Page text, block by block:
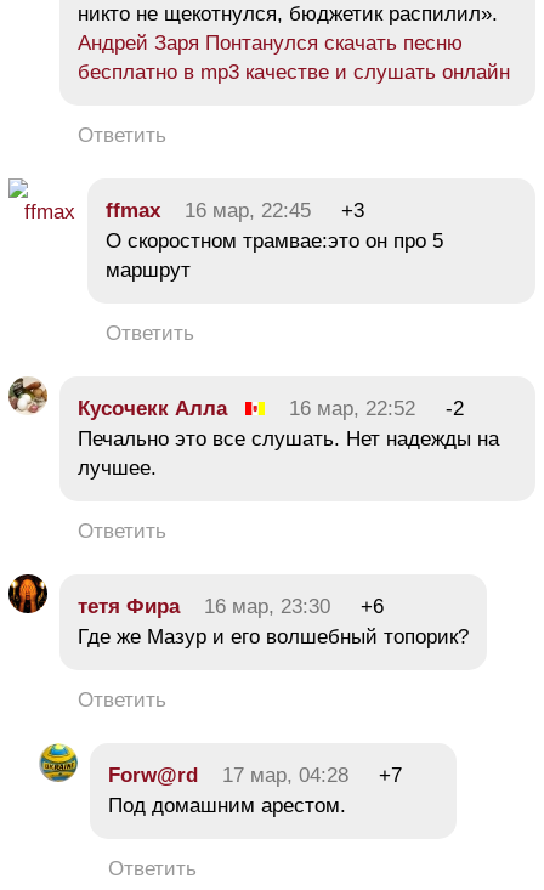
никто не щекотнулся, бюджетик распилил».
Андрей Заря Понтанулся скачать песню
бесплатно в mp3 качестве и слушать онлайн
Ответить
ffmax 16 мар, 22:45
+3
О скоростном трамвае:это он про 5
маршрут
Ответить
Кусочекк Алла 16 мар, 22:52
-2
Печально это все слушать. Нет надежды на
лучшее.
Ответить
тетя Фира 16 мар, 23:30
+6
Где же Мазур и его волшебный топорик?
Ответить
Forw@rd 17 мар, 04:28
+7
Под домашним арестом.
Ответить